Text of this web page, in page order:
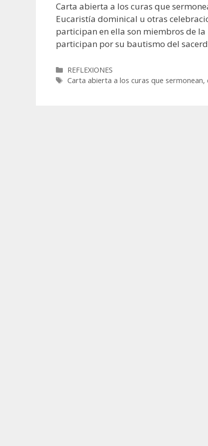
Carta abierta a los curas que
Eucaristía dominical u otras
participan en ella son miembros de
participan por su bautismo del
Categorías
REFLEXIONES
Etiquetas
Carta abierta a los curas que sermonean,